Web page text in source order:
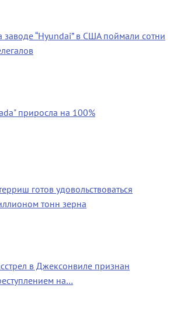
заводе “Hyundai” в США поймали сотни
приросла на 100%
готов удовольствоваться
тонн зерна
в Джексонвиле признан
на…